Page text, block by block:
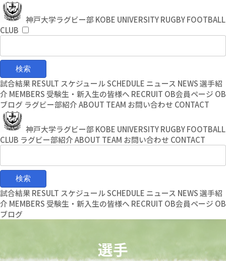
コ
ン
テ
ン
へ
キ
ッ
プ
ナ
ビ
ゲ
ー
ョ
に
移
動
神戸大学ラグビー部 KOBE UNIVERSITY RUGBY FOOTBALL
CLUB
試合結果RESULT スケジュールSCHEDULE ニュース NEWS選手紹
介 MEMBERS 受験生・新入生の皆様へ RECRUIT OB会員ページ OB
ブログ ラグビー部紹介ABOUT TEAM お問い合わせ CONTACT
神戸大学ラグビー部 KOBE UNIVERSITY RUGBY FOOTBALL
CLUB ラグビー部紹介ABOUT TEAM お問い合わせ CONTACT
試合結果RESULT スケジュールSCHEDULE ニュース NEWS選手紹
介 MEMBERS 受験生・新入生の皆様へ RECRUIT OB会員ページ OB
ブログ
選手